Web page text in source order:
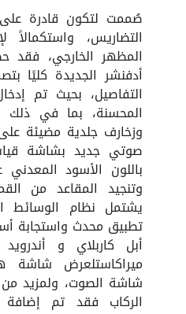
صُممت لتكون قادرة
التضاريس، واستكمالاً
المظهر الخارجي، فقد
أدفنشر الجديدة كليًا
التفاصيل، بحيث تم
المحسنة، بما في ذلك
وزخارف جلدية مضيئة
باللون الأسود
وتنجيد المقاعد من
يشتمل نظام الوسائط
تطبيق محدث واستجابة
أبل كاربلاي و
ميراكاستلعرض شاشة
شاشة الصوت، ولمزيد من
الركاب فقد تم